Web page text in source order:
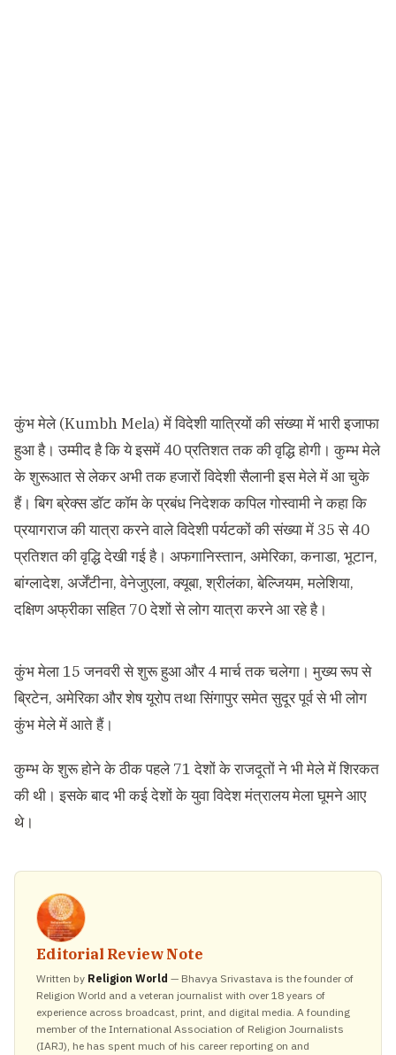
कुंभ मेले (Kumbh Mela) में विदेशी यात्रियों की संख्या में भारी इजाफा
हुआ है। उम्मीद है कि ये इसमें 40 प्रतिशत तक की वृद्धि होगी। कुम्भ मेले
के शुरूआत से लेकर अभी तक हजारों विदेशी सैलानी इस मेले में आ चुके
हैं। बिग ब्रेक्स डॉट कॉम के प्रबंध निदेशक कपिल गोस्वामी ने कहा कि
प्रयागराज की यात्रा करने वाले विदेशी पर्यटकों की संख्या में 35 से 40
प्रतिशत की वृद्धि देखी गई है। अफगानिस्तान, अमेरिका, कनाडा, भूटान,
बांग्लादेश, अर्जेंटीना, वेनेजुएला, क्यूबा, श्रीलंका, बेल्जियम, मलेशिया,
दक्षिण अफ्रीका सहित 70 देशों से लोग यात्रा करने आ रहे है।
कुंभ मेला 15 जनवरी से शुरू हुआ और 4 मार्च तक चलेगा। मुख्य रूप से
ब्रिटेन, अमेरिका और शेष यूरोप तथा सिंगापुर समेत सुदूर पूर्व से भी लोग
कुंभ मेले में आते हैं।
कुम्भ के शुरू होने के ठीक पहले 71 देशों के राजदूतों ने भी मेले में शिरकत
की थी। इसके बाद भी कई देशों के युवा विदेश मंत्रालय मेला घूमने आए
थे।
Editorial Review Note
Written by Religion World — Bhavya Srivastava is the founder of
Religion World and a veteran journalist with over 18 years of
experience across broadcast, print, and digital media. A founding
member of the International Association of Religion Journalists
(IARJ), he has spent much of his career reporting on and